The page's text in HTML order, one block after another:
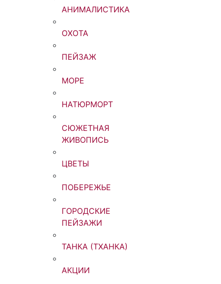
АНИМАЛИСТИКА
ОХОТА
ПЕЙЗАЖ
МОРЕ
НАТЮРМОРТ
СЮЖЕТНАЯ
ЖИВОПИСЬ
ЦВЕТЫ
ПОБЕРЕЖЬЕ
ГОРОДСКИЕ
ПЕЙЗАЖИ
ТАНКА (ТХАНКА)
АКЦИИ